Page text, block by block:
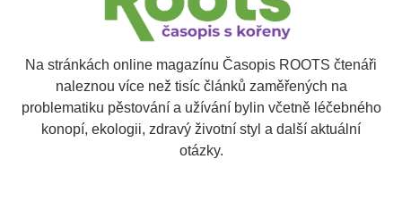
Na stránkách online magazínu Časopis ROOTS čtenáři
naleznou více než tisíc článků zaměřených na
problematiku pěstování a užívání bylin včetně léčebného
konopí, ekologii, zdravý životní styl a další aktuální
otázky.